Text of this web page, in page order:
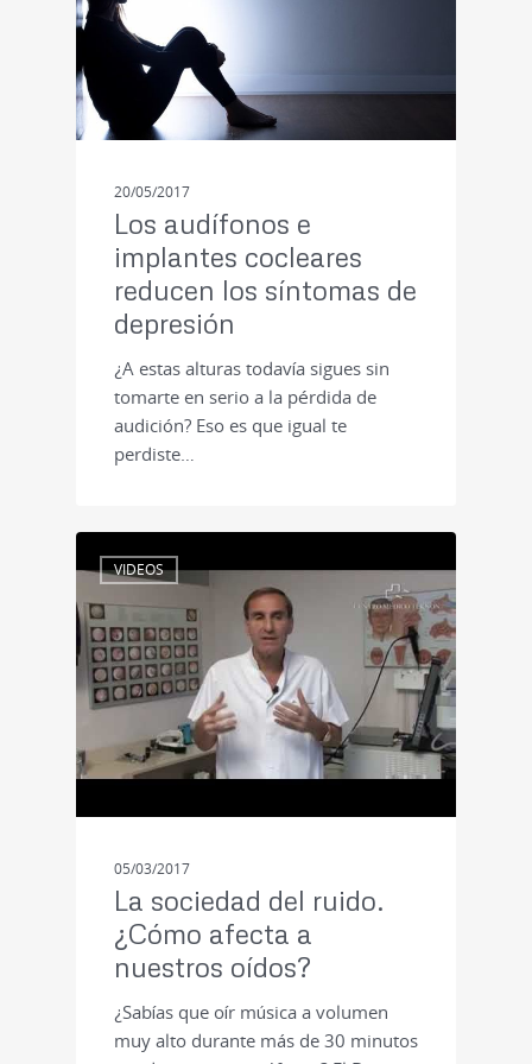
20/05/2017
Los audífonos e
implantes cocleares
reducen los síntomas de
depresión
¿A estas alturas todavía sigues sin
tomarte en serio a la pérdida de
audición? Eso es que igual te
perdiste…
VIDEOS
05/03/2017
La sociedad del ruido.
¿Cómo afecta a
nuestros oídos?
¿Sabías que oír música a volumen
muy alto durante más de 30 minutos